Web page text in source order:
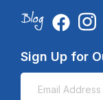
Sign Up for